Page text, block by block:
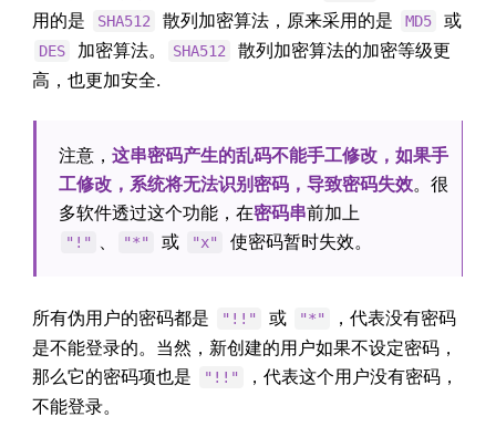
用的是
SHA512 散列加密算法，原来采用的是 MD5 或
DES 加密算法。 SHA512
散列加密算法的加密等级更
高，也更加安全.
注意， 这串密码产生的乱码不能手工修改，如果手
工修改，系统将无法识别密码，导致密码失效。很
多软件透过这个功能，在密码串前加上
"!" 、 "*" 或 "x" 使密码暂时失效。
所有伪用户的密码都是 "!!" 或 "*"
，代表没有密码
是不能登录的。当然，新创建的用户如果不设定密码，
那么它的密码项也是
"!!"
，代表这个用户没有密码，
不能登录。